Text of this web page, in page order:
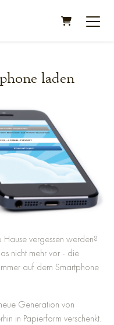
WARENKORB
laden
vergessen werden?
nicht mehr vor - die
auf dem Smartphone
Generation von
in Papierform verschenkt.